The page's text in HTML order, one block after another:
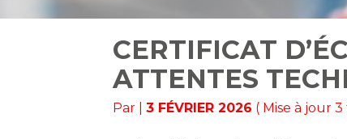
CERTIFICAT
ATTENTES
Par |3 FÉVRIER 2026 ( Mise à jour